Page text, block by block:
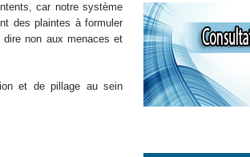
car notre système
des plaintes à formuler
non aux menaces et
et de pillage au sein